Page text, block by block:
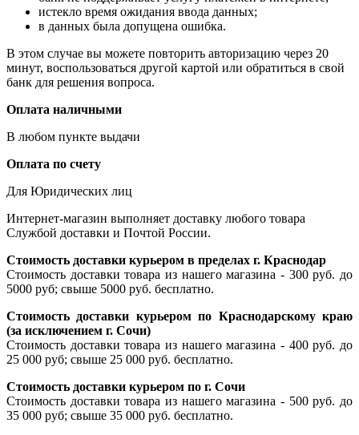
истекло время ожидания ввода данных;
в данных была допущена ошибка.
В этом случае вы можете повторить авторизацию через 20
минут, воспользоваться другой картой или обратиться в свой
банк для решения вопроса.
Оплата наличными
В любом пункте выдачи
Оплата по счету
Для Юридических лиц
Интернет-магазин выполняет доставку любого товара
Службой доставки и Почтой России.
Стоимость доставки курьером в пределах г. Краснодар
Стоимость доставки товара из нашего магазина - 300 руб. до
5000 руб; свыше 5000 руб. бесплатно.
Стоимость доставки курьером по Краснодарскому краю
(за исключением г. Сочи)
Стоимость доставки товара из нашего магазина - 400 руб. до
25 000 руб; свыше 25 000 руб. бесплатно.
Стоимость доставки курьером по г. Сочи
Стоимость доставки товара из нашего магазина - 500 руб. до
35 000 руб; свыше 35 000 руб. бесплатно.